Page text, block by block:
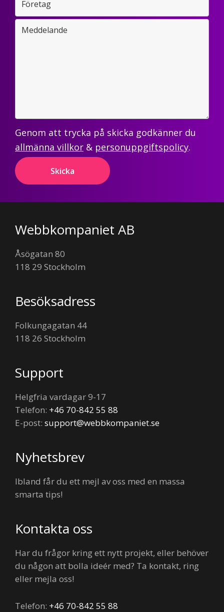
Genom att trycka på skicka godkänner du
allmänna villkor & personuppgiftspolicy.
Footer
Webbkompaniet AB
Åsögatan 80
118 29 Stockholm
Besöksadress
Folkungagatan 44
118 26 Stockholm
Support
Helgfria vardagar 9-17
Telefon: +46 70-842 55 88
E-post: support@webbkompaniet.se
Nyhetsbrev
Ibland får du ett mejl av oss med en massa
smarta tips!
Kontakta oss
Har du frågor kring ett nytt projekt, eller behöver
du någon att bolla ideér med? Ta kontakt, ring
eller mejla oss!
Telefon: +46 70-842 55 88